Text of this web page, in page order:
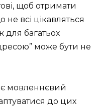
щоб отримати
не всі цікавляться
для багатьох
може бути не
мовленнєвий
до цих